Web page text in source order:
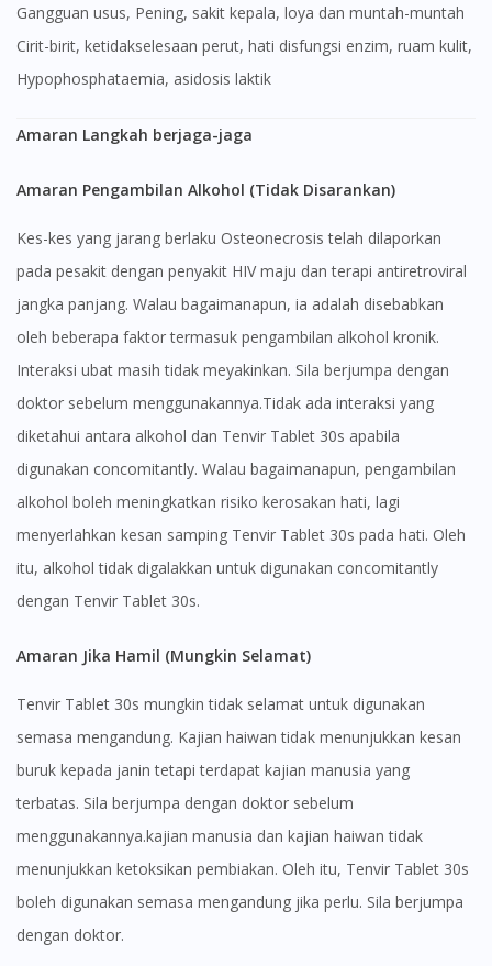
gangguan usus, Pening, sakit kepala, loya dan muntah-muntah
Cirit-birit, ketidakselesaan perut, hati disfungsi enzim, ruam kulit,
Hypophosphataemia, asidosis laktik
Amaran Langkah berjaga-jaga
Amaran Pengambilan Alkohol (Tidak Disarankan)
Kes-kes yang jarang berlaku Osteonecrosis telah dilaporkan
pada pesakit dengan penyakit HIV maju dan terapi antiretroviral
jangka panjang. Walau bagaimanapun, ia adalah disebabkan
oleh beberapa faktor termasuk pengambilan alkohol kronik.
Interaksi ubat masih tidak meyakinkan. Sila berjumpa dengan
doktor sebelum menggunakannya.Tidak ada interaksi yang
diketahui antara alkohol dan Tenvir Tablet 30s apabila
digunakan concomitantly. Walau bagaimanapun, pengambilan
alkohol boleh meningkatkan risiko kerosakan hati, lagi
menyerlahkan kesan samping Tenvir Tablet 30s pada hati. Oleh
itu, alkohol tidak digalakkan untuk digunakan concomitantly
dengan Tenvir Tablet 30s.
Amaran Jika Hamil (Mungkin Selamat)
Tenvir Tablet 30s mungkin tidak selamat untuk digunakan
semasa mengandung. Kajian haiwan tidak menunjukkan kesan
buruk kepada janin tetapi terdapat kajian manusia yang
terbatas. Sila berjumpa dengan doktor sebelum
menggunakannya.kajian manusia dan kajian haiwan tidak
menunjukkan ketoksikan pembiakan. Oleh itu, Tenvir Tablet 30s
boleh digunakan semasa mengandung jika perlu. Sila berjumpa
dengan doktor.